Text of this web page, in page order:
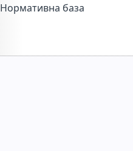
Нормативна база